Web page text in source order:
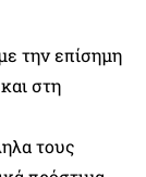
την επίσημη
στη
τους